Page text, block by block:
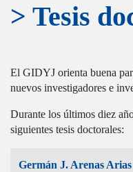
> Tesis
El GIDYJ orienta buena
nuevos investigadores e
Durante los últimos diez
siguientes tesis doctorales:
Germán J. Arenas Arias